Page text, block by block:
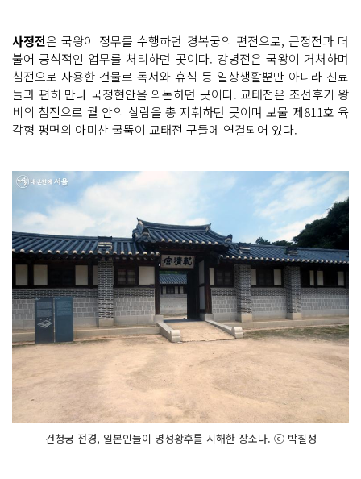
사정전은 국왕이 정무를 수행하던 경복궁의 편전으로, 근정전과 더
불어 공식적인 업무를 처리하던 곳이다. 강녕전은 국왕이 거처하며
침전으로 사용한 건물로 독서와 휴식 등 일상생활뿐만 아니라 신료
들과 편히 만나 국정현안을 의논하던 곳이다. 교태전은 조선후기 왕
비의 침전으로 궐 안의 살림을 총 지휘하던 곳이며 보물 제811호 육
각형 평면의 아미산 굴뚝이 교태전 구들에 연결되어 있다.
건청궁 전경, 일본인들이 명성황후를 시해한 장소다. ⓒ 박칠성